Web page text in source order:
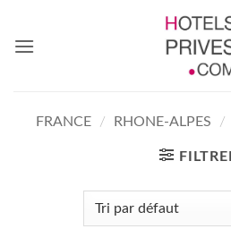
contenu
FRANCE / RHONE-ALPES /